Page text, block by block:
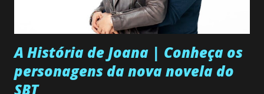
A História de Joana | Conheça os
personagens da nova novela do
SBT